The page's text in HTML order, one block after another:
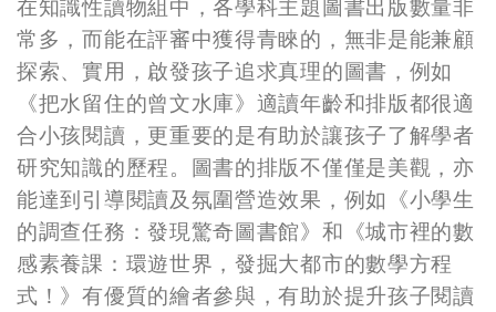
在知識性讀物組中，各學科主題圖書出版數量非
常多，而能在評審中獲得青睞的，無非是能兼顧
探索、實用，啟發孩子追求真理的圖書，例如
《把水留住的曾文水庫》適讀年齡和排版都很適
合小孩閱讀，更重要的是有助於讓孩子了解學者
研究知識的歷程。圖書的排版不僅僅是美觀，亦
能達到引導閱讀及氛圍營造效果，例如《小學生
的調查任務：發現驚奇圖書館》和《城市裡的數
感素養課：環遊世界，發掘大都市的數學方程
式！》有優質的繪者參與，有助於提升孩子閱讀